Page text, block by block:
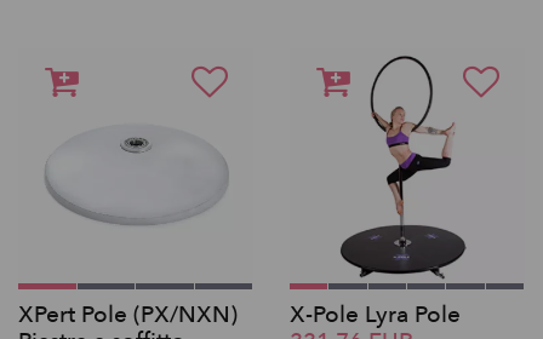
XPert Pole (PX/NXN)
X-Pole Lyra Pole